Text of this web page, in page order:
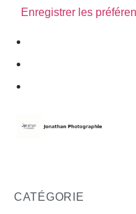
Enregistrer les
CATÉGORIE